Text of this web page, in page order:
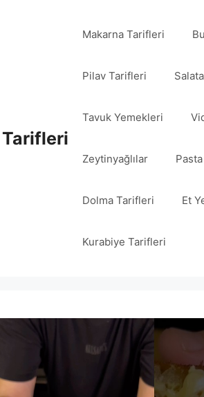
Makarna Tarifleri
Pilav Tarifleri
Tavuk Yemekleri
Zeytinyağlılar
Dolma Tarifleri Et
Kurabiye Tarifleri